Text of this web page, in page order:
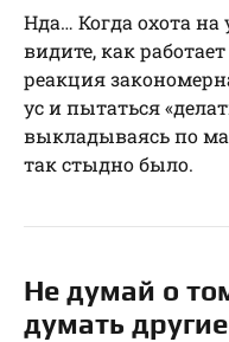
Нда… Когда охота
видите, как
реакция
ус и пытаться
выкладываясь по
так стыдно было.
Не думай о
думать другие